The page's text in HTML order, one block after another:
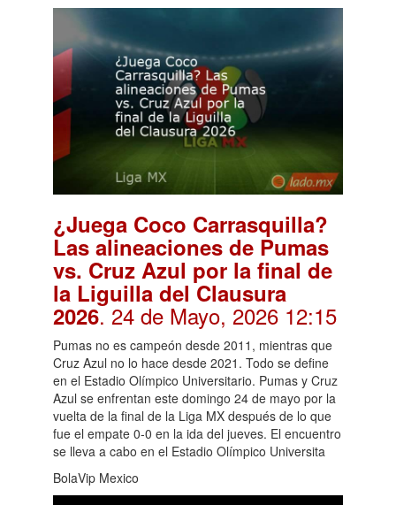
¿Juega Coco Carrasquilla?
Las alineaciones de Pumas
vs. Cruz Azul por la final de
la Liguilla del Clausura
2026. 24 de Mayo, 2026 12:15
Pumas no es campeón desde 2011, mientras que
Cruz Azul no lo hace desde 2021. Todo se define
en el Estadio Olímpico Universitario. Pumas y Cruz
Azul se enfrentan este domingo 24 de mayo por la
vuelta de la final de la Liga MX después de lo que
fue el empate 0-0 en la ida del jueves. El encuentro
se lleva a cabo en el Estadio Olímpico Universita
BolaVip Mexico